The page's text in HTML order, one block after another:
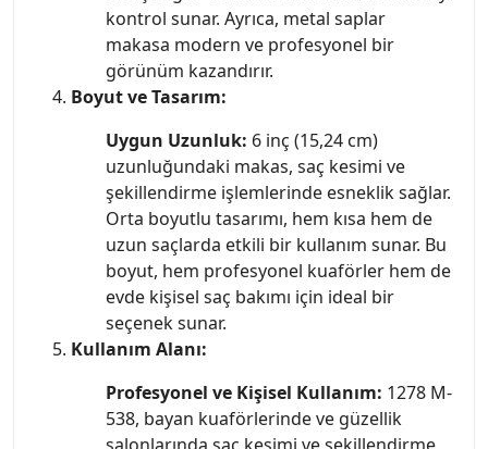
kontrol sunar. Ayrıca, metal saplar
makasa modern ve profesyonel bir
görünüm kazandırır.
Boyut ve Tasarım:
Uygun Uzunluk: 6 inç (15,24 cm)
uzunluğundaki makas, saç kesimi ve
şekillendirme işlemlerinde esneklik sağlar.
Orta boyutlu tasarımı, hem kısa hem de
uzun saçlarda etkili bir kullanım sunar. Bu
boyut, hem profesyonel kuaförler hem de
evde kişisel saç bakımı için ideal bir
seçenek sunar.
Kullanım Alanı:
Profesyonel ve Kişisel Kullanım: 1278 M-
538, bayan kuaförlerinde ve güzellik